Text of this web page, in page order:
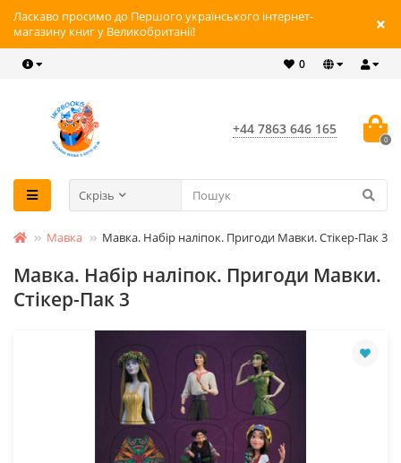
Ласкаво просимо до Першого українського інтернет-
магазину книг у Великобританії!
0
+44 7863 646 165
0
Скрізь
Мавка Мавка. Набір наліпок. Пригоди Мавки. Стікер-Пак 3
Мавка. Набір наліпок. Пригоди Мавки.
Стікер-Пак 3